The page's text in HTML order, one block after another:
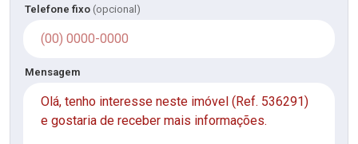
Telefone fixo (opcional)
Mensagem